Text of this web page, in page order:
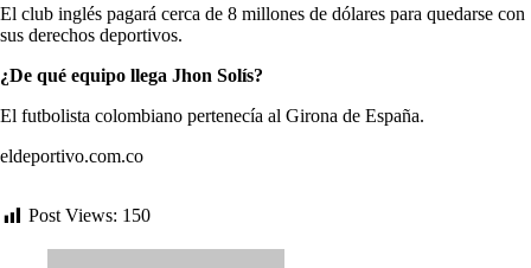
El club inglés pagará cerca de 8 millones de dólares para quedarse con
sus derechos deportivos.
¿De qué equipo llega Jhon Solís?
El futbolista colombiano pertenecía al Girona de España.
eldeportivo.com.co
Post Views: 150